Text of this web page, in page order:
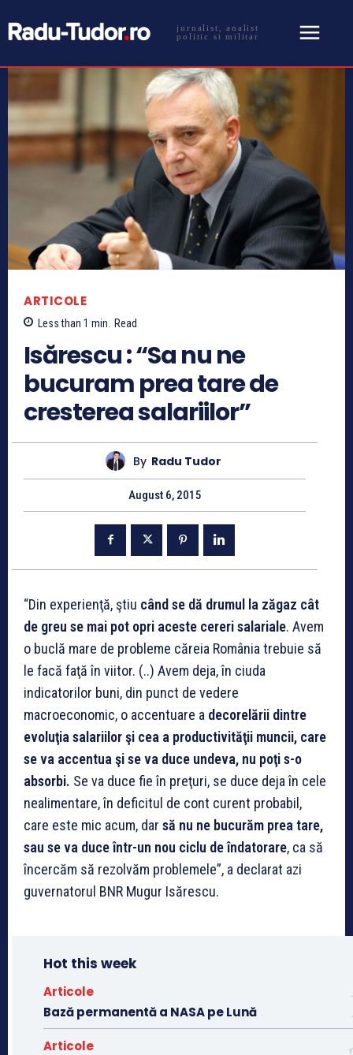
jurnalist, analist
politic si militar
ARTICOLE
Less than 1 min. Read
Isărescu : “Sa nu ne
bucuram prea tare de
cresterea salariilor”
By Radu Tudor
August 6, 2015
“Din experienţă, ştiu când se dă drumul la zăgaz cât
de greu se mai pot opri aceste cereri salariale. Avem
o buclă mare de probleme căreia România trebuie să
le facă faţă în viitor. (..) Avem deja, în ciuda
indicatorilor buni, din punct de vedere
macroeconomic, o accentuare a decorelării dintre
evoluţia salariilor şi cea a productivităţii muncii, care
se va accentua şi se va duce undeva, nu poţi s-o
absorbi. Se va duce fie în preţuri, se duce deja în cele
nealimentare, în deficitul de cont curent probabil,
care este mic acum, dar să nu ne bucurăm prea tare,
sau se va duce într-un nou ciclu de îndatorare, ca să
încercăm să rezolvăm problemele”, a declarat azi
guvernatorul BNR Mugur Isărescu.
Hot this week
Articole
Bază permanentă a NASA pe Lună
Articole